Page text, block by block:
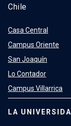
Chile
Casa Central
Campus Oriente
San Joaquín
Lo Contador
Campus Villarrica
LA